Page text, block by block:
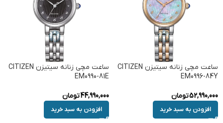
ساعت مچی زنانه سیتیزن CITIZEN
EM0996-84Y
52,990,000تومان
افزودن به سبد خرید
ساعت مچی زنانه سیتیزن CITIZEN
EM0990-81E
44,990,000تومان
افزودن به سبد خرید